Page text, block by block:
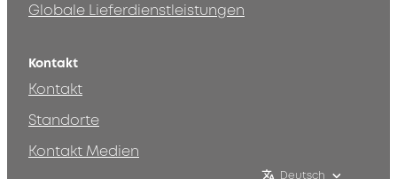
Globale Lieferdienstleistungen
Kontakt
Kontakt
Standorte
Kontakt Medien
Deutsch